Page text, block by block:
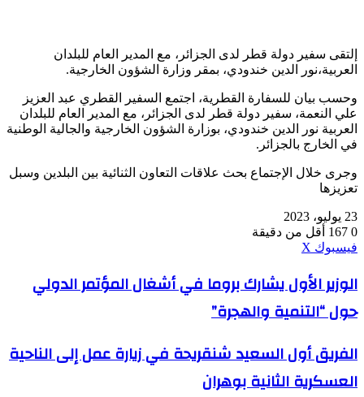
إلتقى سفير دولة قطر لدى الجزائر، مع المدير العام للبلدان
العربية،نور الدين خندودي، بمقر وزارة الشؤون الخارجية.
وحسب بيان للسفارة القطرية، اجتمع السفير القطري عبد العزيز
علي النعمة، سفير دولة قطر لدى الجزائر، مع المدير العام للبلدان
العربية نور الدين خندودي، بوزارة الشؤون الخارجية والجالية الوطنية
في الخارج بالجزائر.
وجرى خلال الإجتماع بحث علاقات التعاون الثنائية بين البلدين وسبل
تعزيزها
23 يوليو، 2023
0
أقل من دقيقة
فيسبوك ‫X
الوزير
الأول
يشارك
بروما
أشغال
الدولي
الوزير الأول يشارك بروما في أشغال المؤتمر الدولي
حول “التنمية والهجرة”
الفريق
أول
السعيد
الفريق أول السعيد شنقريحة في زيارة عمل إلى الناحية
العسكرية الثانية بوهران